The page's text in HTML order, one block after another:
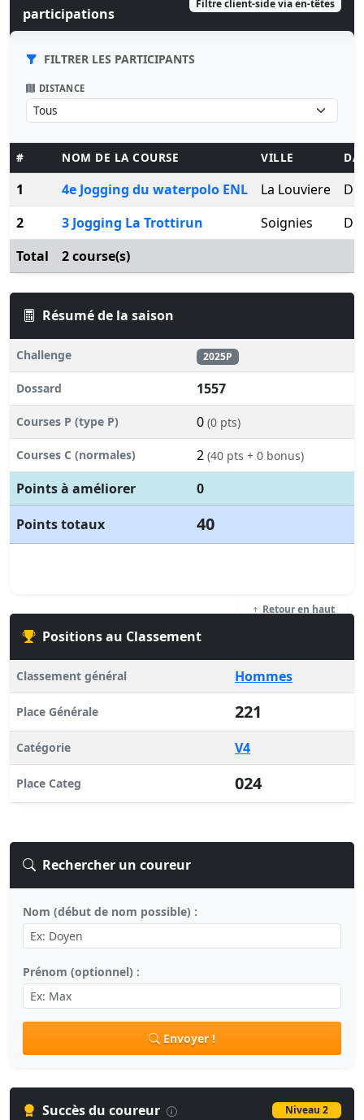
participations
Filtre client-side via en-têtes
FILTRER LES PARTICIPANTS
DISTANCE
# NOM DE LA COURSE VILLE
1 4e Jogging du waterpolo ENL La Louviere
2
3 Jogging La Trottirun Soignies
Total
2 course(s)
Résumé de la saison
Challenge 2025P
Dossard 1557
Courses P (type P) 0 (0 pts)
Courses C (normales) 2 (40 pts + 0 bonus)
Points à améliorer
0
Points totaux
40
Retour en haut
Positions au Classement
Classement général Hommes
Place Générale 221
Catégorie V4
Place Categ 024
Rechercher un coureur
Nom (début de nom possible) :
Prénom (optionnel) :
Envoyer !
Succès du coureur Niveau 2